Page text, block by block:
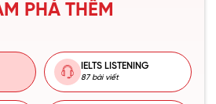
PHÁ THÊM
IELTS LISTENING
87 bài viết